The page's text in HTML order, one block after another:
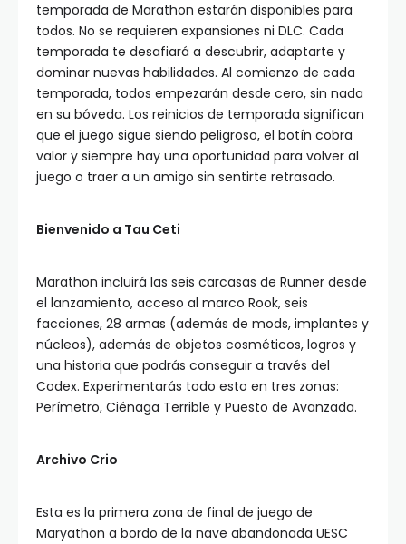
temporada de Marathon estarán disponibles para
todos. No se requieren expansiones ni DLC. Cada
temporada te desafiará a descubrir, adaptarte y
dominar nuevas habilidades. Al comienzo de cada
temporada, todos empezarán desde cero, sin nada
en su bóveda. Los reinicios de temporada significan
que el juego sigue siendo peligroso, el botín cobra
valor y siempre hay una oportunidad para volver al
juego o traer a un amigo sin sentirte retrasado.
Bienvenido a Tau Ceti
Marathon incluirá las seis carcasas de Runner desde
el lanzamiento, acceso al marco Rook, seis
facciones, 28 armas (además de mods, implantes y
núcleos), además de objetos cosméticos, logros y
una historia que podrás conseguir a través del
Codex. Experimentarás todo esto en tres zonas:
Perímetro, Ciénaga Terrible y Puesto de Avanzada.
Archivo Crio
Esta es la primera zona de final de juego de
Maryathon a bordo de la nave abandonada UESC